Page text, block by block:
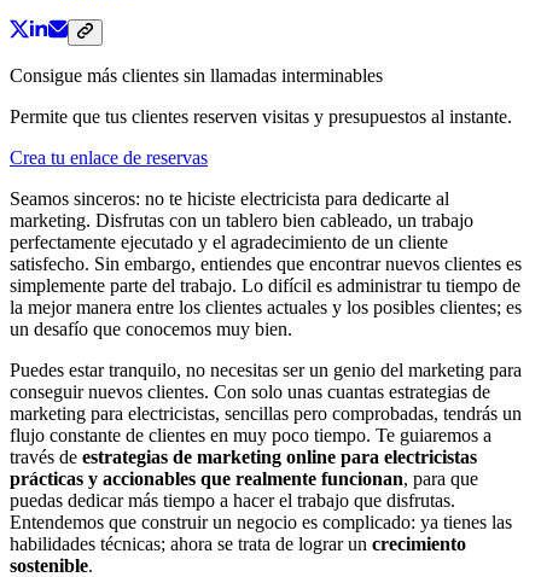
Consigue más clientes sin llamadas interminables
Permite que tus clientes reserven visitas y presupuestos al instante.
Crea tu enlace de reservas
Seamos sinceros: no te hiciste electricista para dedicarte al
marketing. Disfrutas con un tablero bien cableado, un trabajo
perfectamente ejecutado y el agradecimiento de un cliente
satisfecho. Sin embargo, entiendes que encontrar nuevos clientes es
simplemente parte del trabajo. Lo difícil es administrar tu tiempo de
la mejor manera entre los clientes actuales y los posibles clientes; es
un desafío que conocemos muy bien.
Puedes estar tranquilo, no necesitas ser un genio del marketing para
conseguir nuevos clientes. Con solo unas cuantas estrategias de
marketing para electricistas, sencillas pero comprobadas, tendrás un
flujo constante de clientes en muy poco tiempo. Te guiaremos a
través de estrategias de marketing online para electricistas
prácticas y accionables que realmente funcionan, para que
puedas dedicar más tiempo a hacer el trabajo que disfrutas.
Entendemos que construir un negocio es complicado: ya tienes las
habilidades técnicas; ahora se trata de lograr un crecimiento
sostenible.